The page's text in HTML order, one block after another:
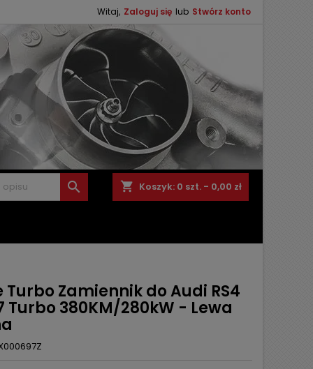
Witaj, Zaloguj się lub Stwórz konto
shopping_cart Koszyk: 0 szt. - 0,00 zł

Turbo Zamiennik do Audi RS4
Turbo 380KM/280kW - Lewa